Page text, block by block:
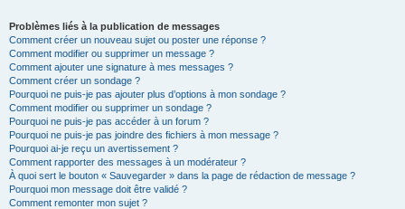
Problèmes liés à la publication de messages
Comment créer un nouveau sujet ou poster une réponse ?
Comment modifier ou supprimer un message ?
Comment ajouter une signature à mes messages ?
Comment créer un sondage ?
Pourquoi ne puis-je pas ajouter plus d’options à mon sondage ?
Comment modifier ou supprimer un sondage ?
Pourquoi ne puis-je pas accéder à un forum ?
Pourquoi ne puis-je pas joindre des fichiers à mon message ?
Pourquoi ai-je reçu un avertissement ?
Comment rapporter des messages à un modérateur ?
À quoi sert le bouton « Sauvegarder » dans la page de rédaction de message ?
Pourquoi mon message doit être validé ?
Comment remonter mon sujet ?